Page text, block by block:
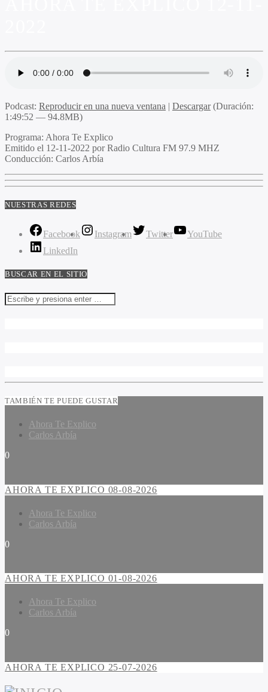
Podcast: Reproducir en una nueva ventana | Descargar(Duración:
1:49:52 — 94.8MB)
Programa: Ahora Te Explico
Emitido el 12-11-2022 por Radio Cultura FM 97.9 MHZ
Conducción: Carlos Arbía
NUESTRAS REDES
Facebook Instagram Twitter
YouTube
LinkedIn
BUSCAR EN EL SITIO
TAMBIÉN TE PUEDE GUSTAR
Ahora Te Explico
Carlos Arbía
0
AHORA TE EXPLICO 08-08-2026
Ahora Te Explico
Carlos Arbía
0
AHORA TE EXPLICO 01-08-2026
Ahora Te Explico
Carlos Arbía
0
AHORA TE EXPLICO 25-07-2026